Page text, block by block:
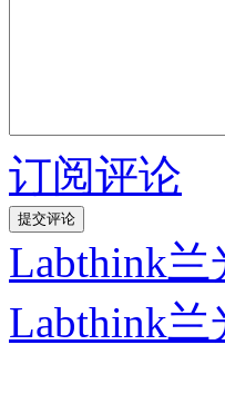
订阅评论
Labthink兰
Labthink